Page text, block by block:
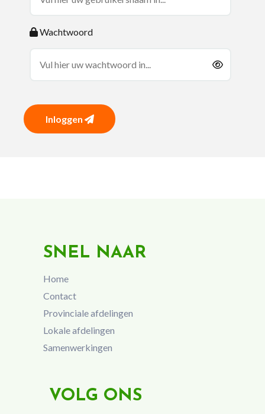
Wachtwoord
Inloggen
SNEL NAAR
Home
Contact
Provinciale afdelingen
Lokale afdelingen
Samenwerkingen
VOLG ONS